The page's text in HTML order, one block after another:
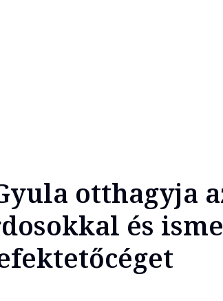
otthagyja
és